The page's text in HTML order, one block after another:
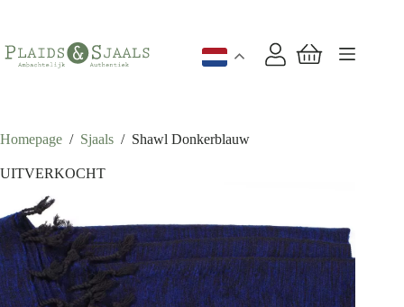
inhoud
Winkelwagen
Homepage / Sjaals / Shawl Donkerblauw
UITVERKOCHT